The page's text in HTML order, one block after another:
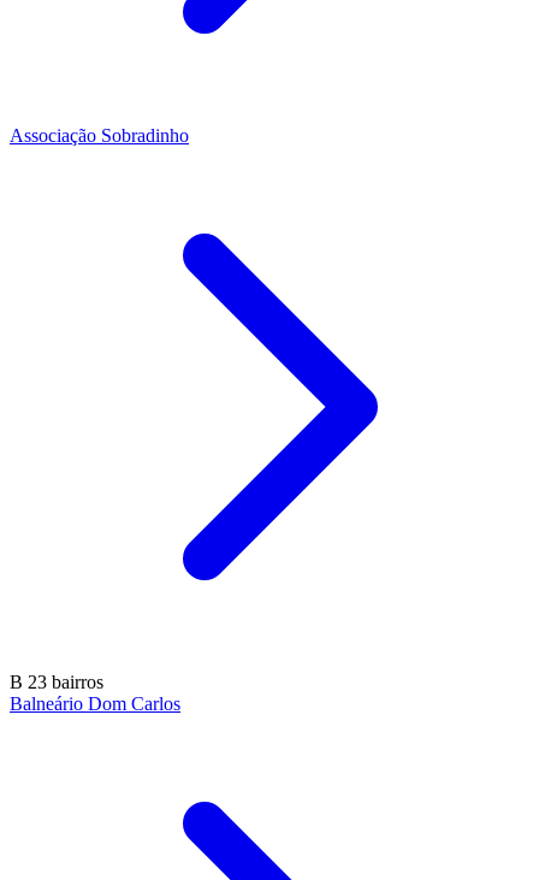
Associação Sobradinho
B 23 bairros
Balneário Dom Carlos